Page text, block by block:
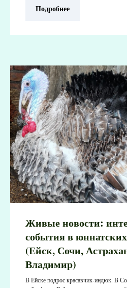
Подробнее
Живые новости:
события в юннатских
(Ейск, Сочи,
Владимир)
В Ейске подрос красавчик-индюк. В